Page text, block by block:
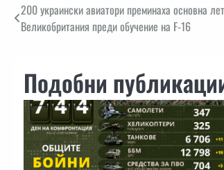
Навигация
200 украински авиатори преминаха основна
Великобритания преди обучение на F-16
Подобни